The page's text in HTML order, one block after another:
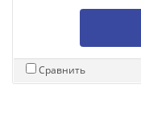
Сравнить